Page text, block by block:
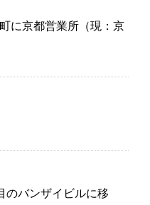
に京都営業所（現：京
のバンザイビルに移